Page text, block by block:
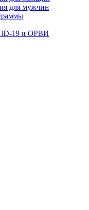
для мужчин
19 и ОРВИ